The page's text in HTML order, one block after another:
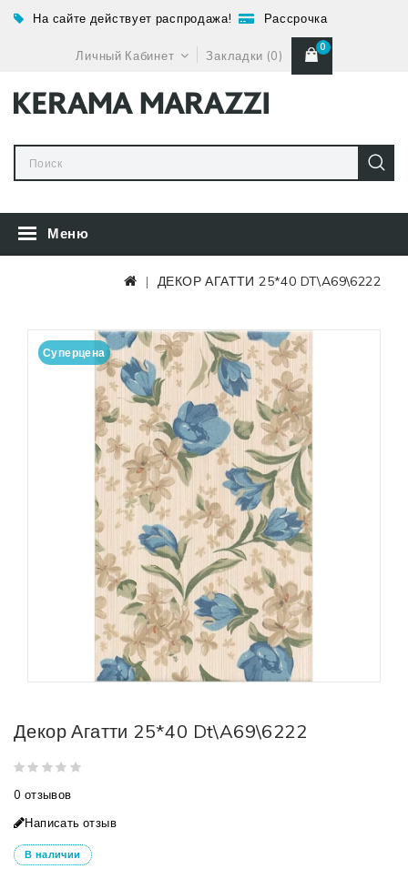
На сайте действует распродажа! Рассрочка
Личный Кабинет Закладки (0)
0
Меню
ДЕКОР АГАТТИ 25*40 DT\A69\6222
Суперцена
Декор Агатти 25*40 Dt\A69\6222
0 отзывов
Написать отзыв
В наличии